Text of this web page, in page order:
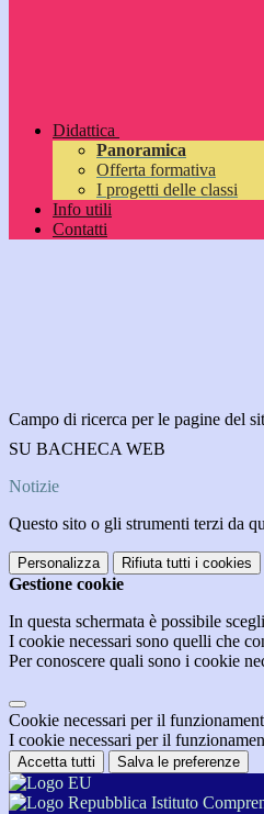
Didattica
Panoramica
Offerta formativa
I progetti delle classi
Info utili
Contatti
Campo di ricerca per le pagine del
SU BACHECA WEB
Notizie
Questo sito o gli strumenti terzi da
Personalizza Rifiuta tutti i cookies
Gestione cookie
In questa schermata è possibile
I cookie necessari sono quelli che
Per conoscere quali sono i cookie
Cookie necessari per il
I cookie necessari per il
Accetta tutti Salva le preferenze
Istituto